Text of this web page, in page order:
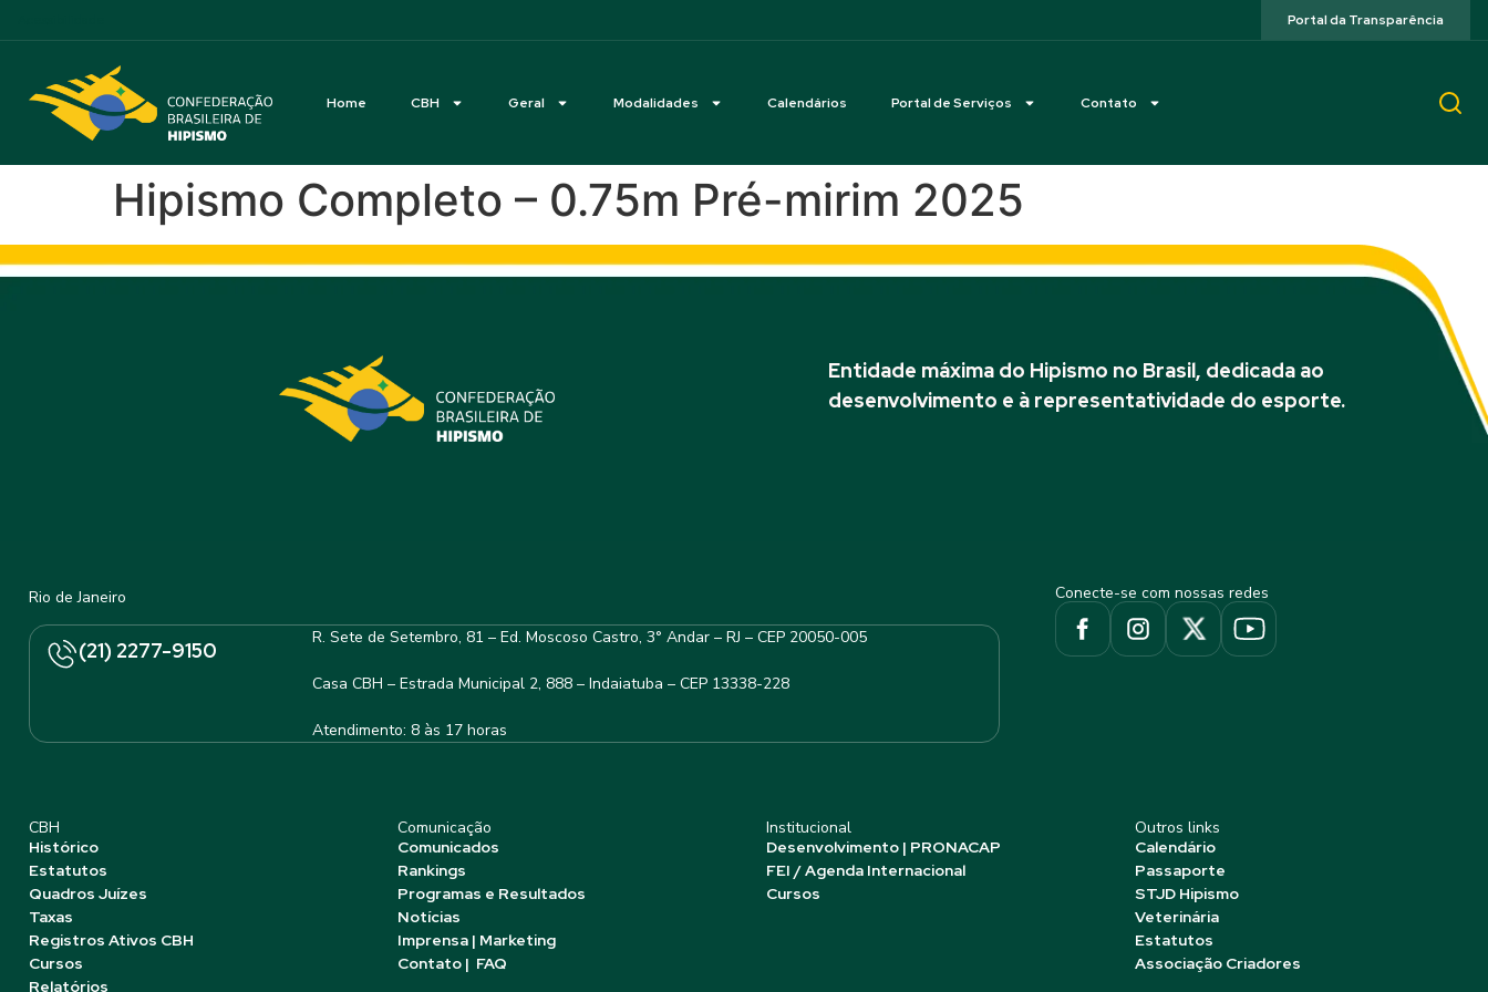
Portal da Transparência
Home CBH Geral Modalidades Calendários Portal de Serviços Contato
Hipismo Completo – 0.75m Pré-mirim 2025
Entidade máxima do Hipismo no Brasil, dedicada ao
desenvolvimento e à representatividade do esporte.
Rio de Janeiro
(21) 2277-9150
R. Sete de Setembro, 81 – Ed. Moscoso Castro, 3° Andar – RJ – CEP 20050-005
Casa CBH – Estrada Municipal 2, 888 – Indaiatuba – CEP 13338-228
Atendimento: 8 às 17 horas
Conecte-se com nossas redes
CBH
Histórico
Estatutos
Quadros Juízes
Taxas
Registros Ativos CBH
Cursos
Relatórios
Comunicação
Comunicados
Rankings
Programas e Resultados
Notícias
Imprensa | Marketing
Contato | FAQ
Institucional
Desenvolvimento | PRONACAP
FEI / Agenda Internacional
Cursos
Outros links
Calendário
Passaporte
STJD Hipismo
Veterinária
Estatutos
Associação Criadores